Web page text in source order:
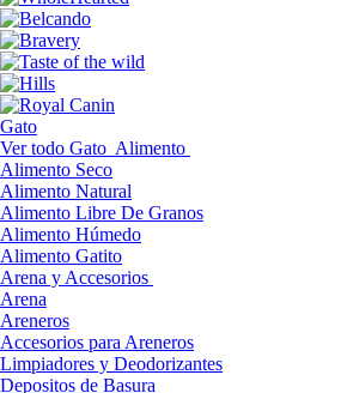
Gato
Ver todo Gato Alimento
Alimento Seco
Alimento Natural
Alimento Libre De Granos
Alimento Húmedo
Alimento Gatito
Arena y Accesorios
Arena
Areneros
Accesorios para Areneros
Limpiadores y Deodorizantes
Depositos de Basura